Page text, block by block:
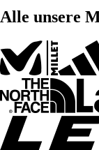
Alle unsere